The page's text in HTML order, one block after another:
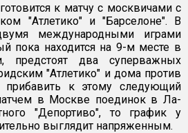
к матчу с москвичами с
"Атлетико" и "Барселоне". В
международными играми
пока находится на 9-м месте в
предстоят два суперважных
"Атлетико" и дома против
к этому следующий
в Москве поединок в Ла-
"Депортиво", то график у
выглядит напряженным.